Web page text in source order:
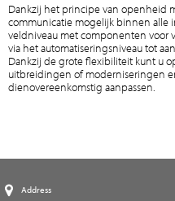
Dankzij het principe van openheid
communicatie mogelijk binnen alle
veldniveau met componenten voor
via het automatiseringsniveau tot
Dankzij de grote flexibiliteit kunt u
uitbreidingen of moderniseringen
dienovereenkomstig aanpassen.
Address